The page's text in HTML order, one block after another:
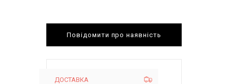
Повідомити про наявність
ДОСТАВКА